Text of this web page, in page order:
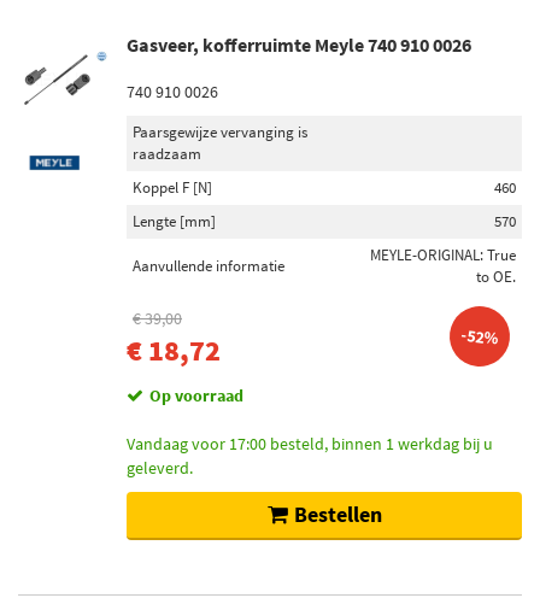
Gasveer, kofferruimte Meyle 740 910 0026
740 910 0026
Paarsgewijze vervanging is
raadzaam
Koppel F [N]
460
Lengte [mm]
570
Aanvullende informatie
MEYLE-ORIGINAL: True
to OE.
€ 39,00
€ 18,72 -52%
Op voorraad
Vandaag voor 17:00 besteld, binnen 1 werkdag bij u
geleverd.
Bestellen